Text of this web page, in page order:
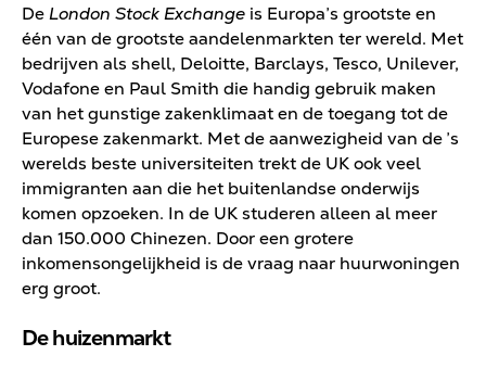
DeLondon Stock Exchangeis Europa’s grootste en
één van de grootste aandelenmarkten ter wereld. Met
bedrijven als shell, Deloitte, Barclays, Tesco, Unilever,
Vodafone en Paul Smith die handig gebruik maken
van het gunstige zakenklimaat en de toegang tot de
Europese zakenmarkt. Met de aanwezigheid van de ’s
werelds beste universiteiten trekt de UK ook veel
immigranten aan die het buitenlandse onderwijs
komen opzoeken. In de UK studeren alleen al meer
dan 150.000 Chinezen. Door een grotere
inkomensongelijkheid is de vraag naar huurwoningen
erg groot.
De huizenmarkt